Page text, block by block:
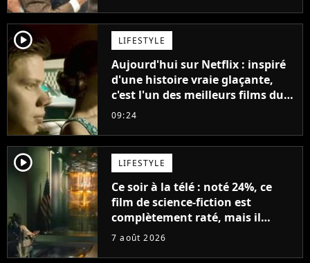
décennies"
player2 LIFESTYLE
Aujourd'hui sur Netflix : inspiré
d'une histoire vraie glaçante,
c'est l'un des meilleurs films du
21ème siècle
09:24
player2 LIFESTYLE
Ce soir à la télé : noté 24%, ce
film de science-fiction est
complètement raté, mais il
aurait pu être encore pire à
7 août 2026